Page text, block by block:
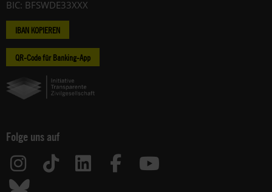
BIC: BFSWDE33XXX
IBAN KOPIEREN
QR-Code für Banking-App
Folge uns auf